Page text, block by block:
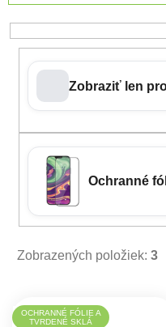
Zobraziť len
Ochranné
Zobrazených položiek: 3
Výpis produktov
OCHRANNÉ FÓLIE A
TVRDENÉ SKLÁ